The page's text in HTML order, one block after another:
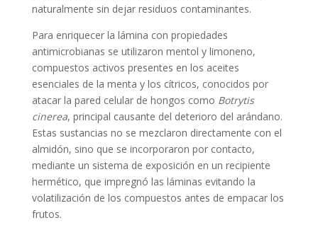
naturalmente sin dejar residuos contaminantes.
Para enriquecer la lámina con propiedades
antimicrobianas se utilizaron mentol y limoneno,
compuestos activos presentes en los aceites
esenciales de la menta y los cítricos, conocidos por
atacar la pared celular de hongos como Botrytis
cinerea, principal causante del deterioro del arándano.
Estas sustancias no se mezclaron directamente con el
almidón, sino que se incorporaron por contacto,
mediante un sistema de exposición en un recipiente
hermético, que impregnó las láminas evitando la
volatilización de los compuestos antes de empacar los
frutos.